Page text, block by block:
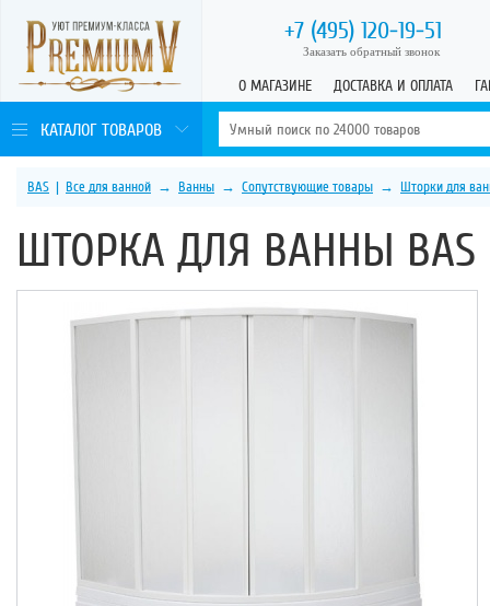
+7 (495) 120-19-51
Заказать обратный звонок
О МАГАЗИНЕ ДОСТАВКА И ОПЛАТА
КАТАЛОГ ТОВАРОВ
BAS | Все для ванной → Ванны → Сопутствующие товары → Шторки для
ШТОРКА ДЛЯ ВАННЫ BAS